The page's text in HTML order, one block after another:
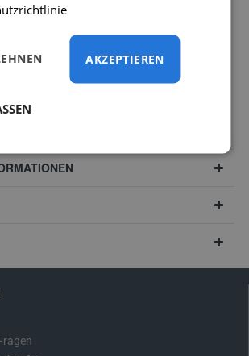
für folgende Toyota-Modelle
AKZEPTIEREN